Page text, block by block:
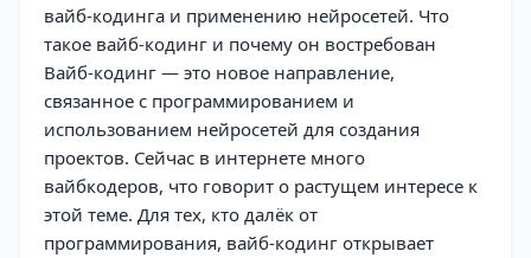
вайб-кодинга и применению нейросетей. Что
такое вайб-кодинг и почему он востребован
Вайб-кодинг — это новое направление,
связанное с программированием и
использованием нейросетей для создания
проектов. Сейчас в интернете много
вайбкодеров, что говорит о растущем интересе к
этой теме. Для тех, кто далёк от
программирования, вайб-кодинг открывает